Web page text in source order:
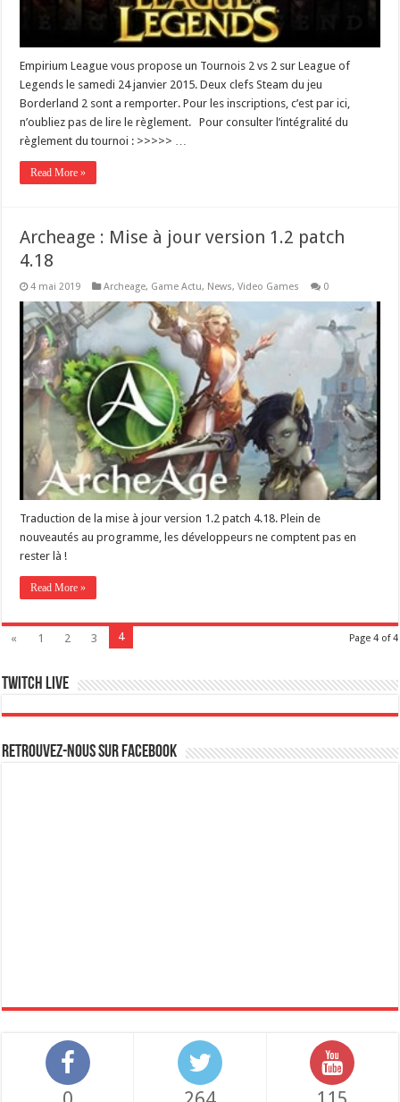
Empirium League vous propose un Tournois 2 vs 2 sur League of
Legends le samedi 24 janvier 2015. Deux clefs Steam du jeu
Borderland 2 sont a remporter. Pour les inscriptions, c’est par ici,
n’oubliez pas de lire le règlement. Pour consulter l’intégralité du
règlement du tournoi : >>>>> …
Read More »
Archeage : Mise à jour version 1.2 patch
4.18
4 mai 2019 Archeage, Game Actu, News,Video Games 0
Traduction de la mise à jour version 1.2 patch 4.18. Plein de
nouveautés au programme, les développeurs ne comptent pas en
rester là !
Read More »
Page 4 of 4
« 1 2 3 4
Twitch live
Retrouvez-nous sur Facebook